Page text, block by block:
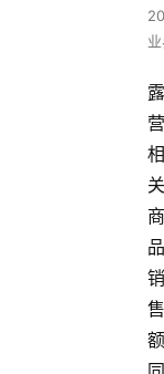
露
营
相
关
商
品
销
售
额